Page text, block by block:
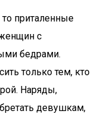
то приталенные
с
бедрами.
только тем, кто
Наряды,
девушкам,